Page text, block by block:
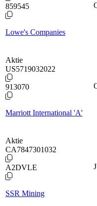
859545
Lowe's Companies
Aktie
US5719032022
913070
Marriott International 'A'
Aktie
CA7847301032
A2DVLE
SSR Mining
J